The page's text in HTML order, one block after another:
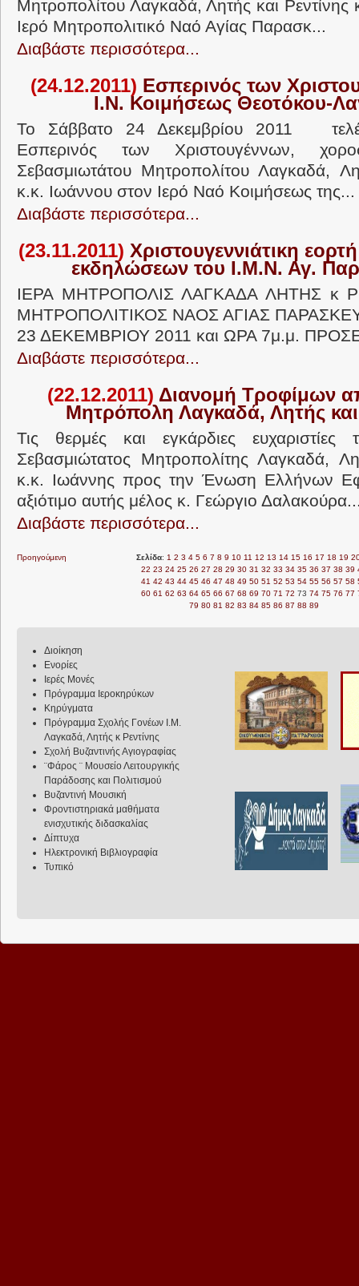
Μητροπολίτου Λαγκαδά, Λητής και Ρεντίνης
Ιερό Μητροπολιτικό Ναό Αγίας Παρασκ...
Διαβάστε περισσότερα...
(24.12.2011) Εσπερινός των
Ι.Ν. Κοιμήσεως Θεοτόκου-
Το Σάββατο 24 Δεκεμβρίου 2011
Εσπερινός των Χριστουγέννων,
Σεβασμιωτάτου Μητροπολίτου Λαγκαδά,
κ.κ. Ιωάννου στον Ιερό Ναό Κοιμήσεως της...
Διαβάστε περισσότερα...
(23.11.2011) Χριστουγεννιάτικη
εκδηλώσεων του Ι.Μ.Ν. Αγ.
ΙΕΡΑ ΜΗΤΡΟΠΟΛΙΣ ΛΑΓΚΑΔΑ ΛΗΤΗΣ κ
ΜΗΤΡΟΠΟΛΙΤΙΚΟΣ ΝΑΟΣ ΑΓΙΑΣ
23 ΔΕΚΕΜΒΡΙΟΥ 2011 και ΩΡΑ 7μ.μ.
Διαβάστε περισσότερα...
(22.12.2011) Διανομή Τροφίμων
Μητρόπολη Λαγκαδά, Λητής και
Τις θερμές και εγκάρδιες
Σεβασμιώτατος Μητροπολίτης Λαγκαδά,
κ.κ. Ιωάννης προς την Ένωση Ελλήνων
αξιότιμο αυτής μέλος κ. Γεώργιο
Διαβάστε περισσότερα...
Προηγούμενη Σελίδα: 1 2 3 4 5 6 7 8 9 10 11 12 13 14 15 16 17 18 19
22 23 24 25 26 27 28 29 30 31 32 33 34 35 36 37 38 39
41 42 43 44 45 46 47 48 49 50 51 52 53 54 55 56 57 58
60 61 62 63 64 65 66 67 68 69 70 71 72 73 74 75 76 77
79 80 81 82 83 84 85 86 87 88 89
Διοίκηση
Ενορίες
Ιερές Μονές
Πρόγραμμα Ιεροκηρύκων
Κηρύγματα
Πρόγραμμα Σχολής Γονέων Ι.Μ.
Λαγκαδά, Λητής κ Ρεντίνης
Σχολή Βυζαντινής Αγιογραφίας
¨Φάρος ¨ Μουσείο Λειτουργικής
Παράδοσης και Πολιτισμού
Βυζαντινή Μουσική
Φροντιστηριακά μαθήματα
ενισχυτικής διδασκαλίας
Δίπτυχα
Ηλεκτρονική Βιβλιογραφία
Τυπικό